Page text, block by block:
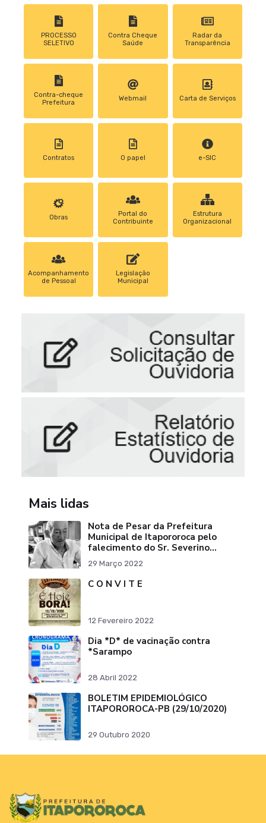
PROCESSO
SELETIVO
Contra Cheque
Saúde
Radar da
Transparência
Contra-cheque
Prefeitura
Webmail Carta de Serviços
Contratos 0 papel e-SIC
Obras
Portal do
Contribuinte
Estrutura
Organizacional
Acompanhamento
de Pessoal
Legislação
Municipal
Mais lidas
Nota de Pesar da Prefeitura
Municipal de Itapororoca pelo
falecimento do Sr. Severino
Ribeiro da Silva "Pai do Ex-
Prefei
29 Março 2022
C O N V I T E
12 Fevereiro 2022
Dia *D* de vacinação contra
*Sarampo
28 Abril 2022
BOLETIM EPIDEMIOLÓGICO
ITAPOROROCA-PB (29/10/2020)
29 Outubro 2020